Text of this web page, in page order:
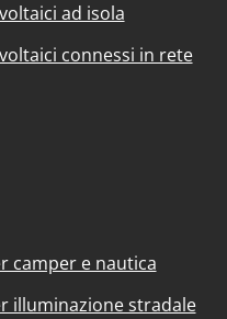
ad isola
connessi in rete
camper e nautica
illuminazione stradale